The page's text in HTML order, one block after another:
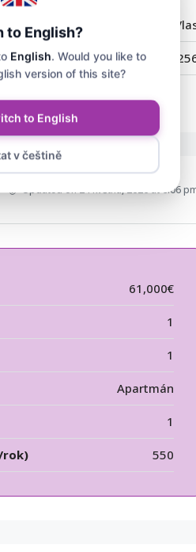
Svatý
Updated on 24 května, 2026 at 6:06
61,000€
1
1
Apartmán
1
rok) 550
to English?
English. Would you like to
version of this site?
to English
v češtině